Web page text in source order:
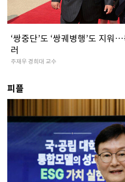
‘쌍중단’도 ‘쌍궤병행’도 지워
러
주재우 경희대 교수
피플